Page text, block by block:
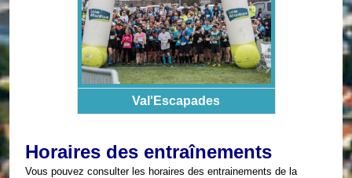
Val'Escapades
Horaires des entraînements
Vous pouvez consulter les horaires des entrainements de la